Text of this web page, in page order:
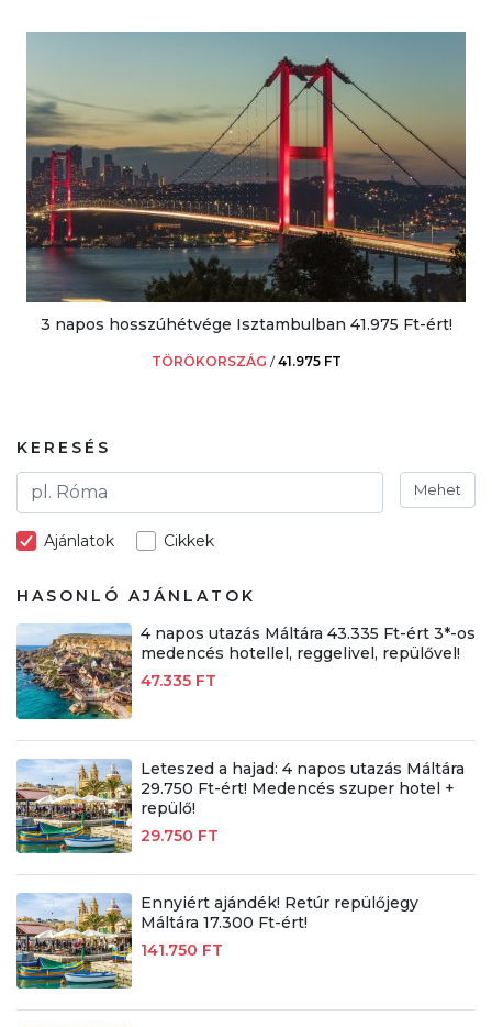
3 napos hosszúhétvége Isztambulban 41.975 Ft-ért!
TÖRÖKORSZÁG /41.975 FT
KERESÉS
Mehet
Ajánlatok Cikkek
HASONLÓ AJÁNLATOK
4 napos utazás Máltára 43.335 Ft-ért 3*-os
medencés hotellel, reggelivel, repülővel!
47.335 FT
Leteszed a hajad: 4 napos utazás Máltára
29.750 Ft-ért! Medencés szuper hotel +
repülő!
29.750 FT
Ennyiért ajándék! Retúr repülőjegy
Máltára 17.300 Ft-ért!
141.750 FT